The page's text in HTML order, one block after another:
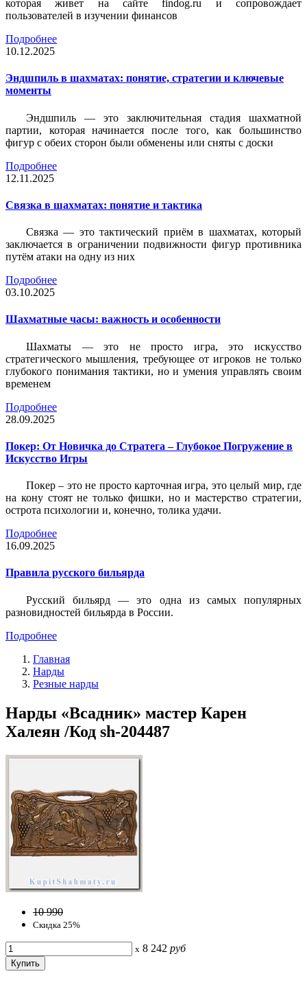
которая живет на сайте findog.ru и сопровождает
пользователей в изучении финансов
Подробнее
10.12.2025
Эндшпиль в шахматах: понятие, стратегии и ключевые
моменты
Эндшпиль — это заключительная стадия шахматной
партии, которая начинается после того, как большинство
фигур с обеих сторон были обменены или сняты с доски
Подробнее
12.11.2025
Связка в шахматах: понятие и тактика
Связка — это тактический приём в шахматах, который
заключается в ограничении подвижности фигур противника
путём атаки на одну из них
Подробнее
03.10.2025
Шахматные часы: важность и особенности
Шахматы — это не просто игра, это искусство
стратегического мышления, требующее от игроков не только
глубокого понимания тактики, но и умения управлять своим
временем
Подробнее
28.09.2025
Покер: От Новичка до Стратега – Глубокое Погружение в
Искусство Игры
Покер – это не просто карточная игра, это целый мир, где
на кону стоят не только фишки, но и мастерство стратегии,
острота психологии и, конечно, толика удачи.
Подробнее
16.09.2025
Правила русского бильярда
Русский бильярд — это одна из самых популярных
разновидностей бильярда в России.
Подробнее
Главная
Нарды
Резные нарды
Нарды «Всадник» мастер Карен
Халеян /Код sh-204487
10 990
Скидка 25%
x 8 242 руб